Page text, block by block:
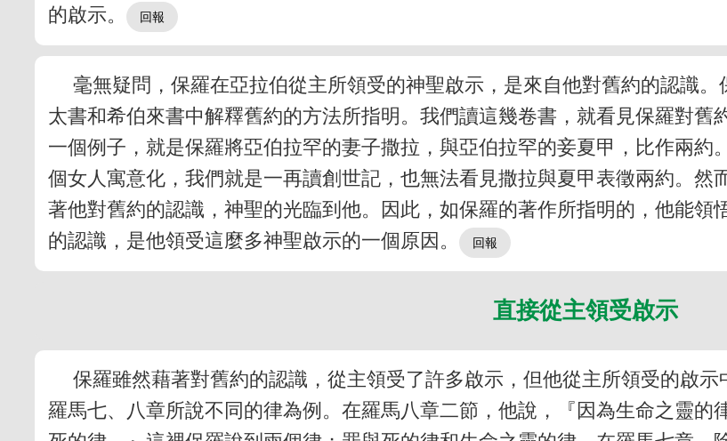
的啟示。
毫無疑問，保羅在亞拉伯從主所領受的神聖啟示，是來自他對舊約的認識
太書和希伯來書中解釋舊約的方法所指明。我們讀這幾卷書，就看見保羅對舊
一個例子，就是保羅將亞伯拉罕的妻子撒拉，與亞伯拉罕的妾夏甲，比作兩約
個女人寓意化，我們就是一再讀創世記，也無法看見撒拉與夏甲表徵兩約。
著他對舊約的認識，神聖的光臨到他。因此，如保羅的著作所指明的，他能
的認識，是他領受這麼多神聖啟示的一個原因。
直接從主領受啟示
保羅雖然藉著對舊約的認識，從主領受了許多啟示，但他從主所領受的啟
羅馬七、八章所說不同的律為例。在羅馬八章二節，他說，『因為生命之靈